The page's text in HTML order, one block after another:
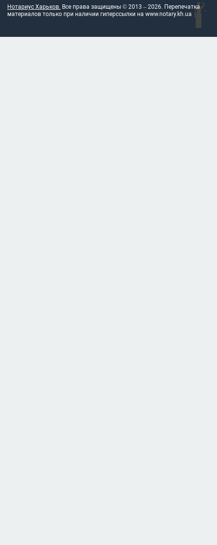
Нотариус Харьков. Все права защищены © 2013 – 2026. Перепечатка
материалов только при наличии гиперссылки на www.notary.kh.ua